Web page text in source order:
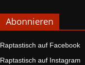
Abonnieren
Raptastisch auf Facebook
Raptastisch auf Instagram